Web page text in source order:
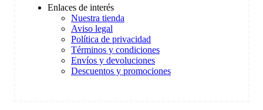
Enlaces de interés
Nuestra tienda
Aviso legal
Política de privacidad
Términos y condiciones
Envíos y devoluciones
Descuentos y promociones